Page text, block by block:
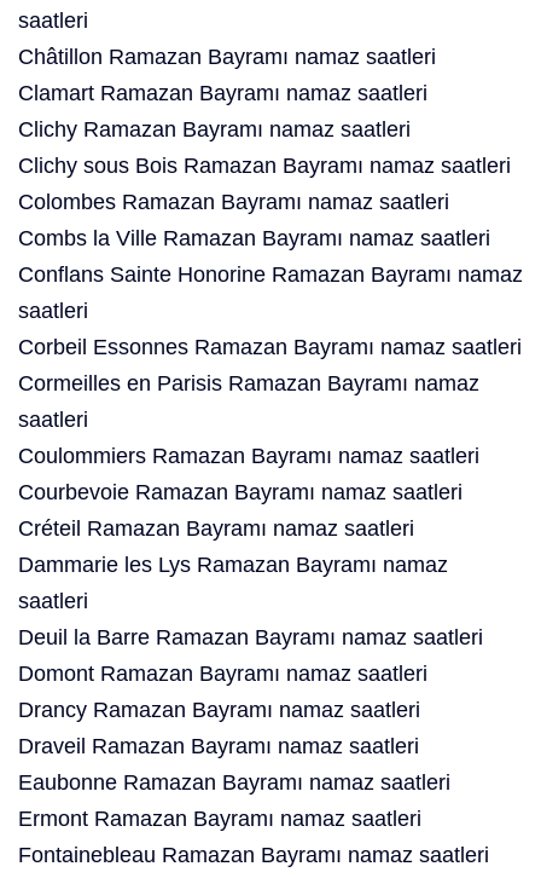
saatleri
Châtillon Ramazan Bayramı namaz saatleri
Clamart Ramazan Bayramı namaz saatleri
Clichy Ramazan Bayramı namaz saatleri
Clichy sous Bois Ramazan Bayramı namaz saatleri
Colombes Ramazan Bayramı namaz saatleri
Combs la Ville Ramazan Bayramı namaz saatleri
Conflans Sainte Honorine Ramazan Bayramı namaz
saatleri
Corbeil Essonnes Ramazan Bayramı namaz saatleri
Cormeilles en Parisis Ramazan Bayramı namaz
saatleri
Coulommiers Ramazan Bayramı namaz saatleri
Courbevoie Ramazan Bayramı namaz saatleri
Créteil Ramazan Bayramı namaz saatleri
Dammarie les Lys Ramazan Bayramı namaz
saatleri
Deuil la Barre Ramazan Bayramı namaz saatleri
Domont Ramazan Bayramı namaz saatleri
Drancy Ramazan Bayramı namaz saatleri
Draveil Ramazan Bayramı namaz saatleri
Eaubonne Ramazan Bayramı namaz saatleri
Ermont Ramazan Bayramı namaz saatleri
Fontainebleau Ramazan Bayramı namaz saatleri